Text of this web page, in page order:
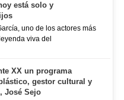
está solo y
uno de los actores más
viva del
XX un programa
gestor cultural y
José Sejo